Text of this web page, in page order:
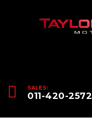
SALES:
011-420-2572